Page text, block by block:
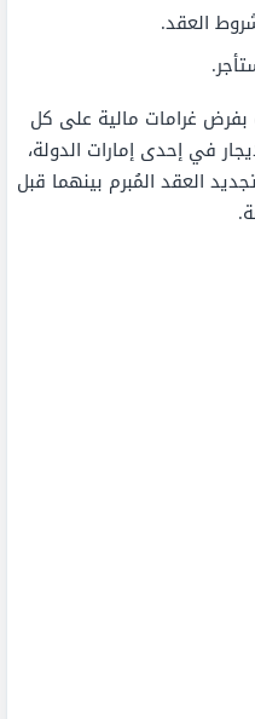
العقد.
بفرض غرامات مالية على كل
في إحدى إمارات الدولة،
العقد المُبرم بينهما قبل